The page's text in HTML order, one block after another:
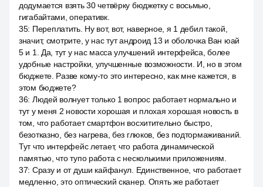
додумается взять 30 четвёрку бюджетку с восьмью,
гигабайтами, оперативк.
35: Переплатить. Ну вот, вот, наверное, я 1 дебил такой,
значит, смотрите, у нас тут андроид 13 и оболочка Ван юай
5 и 1. Да, тут у нас масса улучшений интерфейса, более
удобные настройки, улучшенные возможности. И, но в этом
бюджете. Разве кому-то это интересно, как мне кажется, в
этом бюджете?
36: Людей волнует только 1 вопрос работает нормально и
тут у меня 2 новости хорошая и плохая хорошая новость в
том, что работает смартфон восхитительно быстро,
безотказно, без нагрева, без глюков, без подтормаживаний.
Тут что интерфейс летает, что работа динамической
памятью, что тупо работа с несколькими приложениям.
37: Сразу и от души кайфанул. Единственное, что работает
медленно, это оптический сканер. Опять же работает